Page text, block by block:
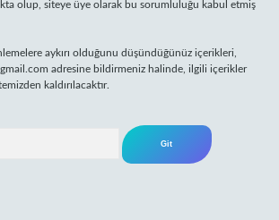
olup, siteye üye olarak bu sorumluluğu kabul etmiş
aykırı olduğunu düşündüğünüz içerikleri,
adresine bildirmeniz halinde, ilgili içerikler
kaldırılacaktır.